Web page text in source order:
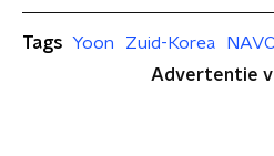
Tags Yoon Zuid-Korea
Advertentie